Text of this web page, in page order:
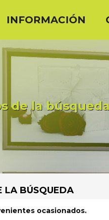
INFORMACIÓN
de la búsqueda
LA BÚSQUEDA
ocasionados.